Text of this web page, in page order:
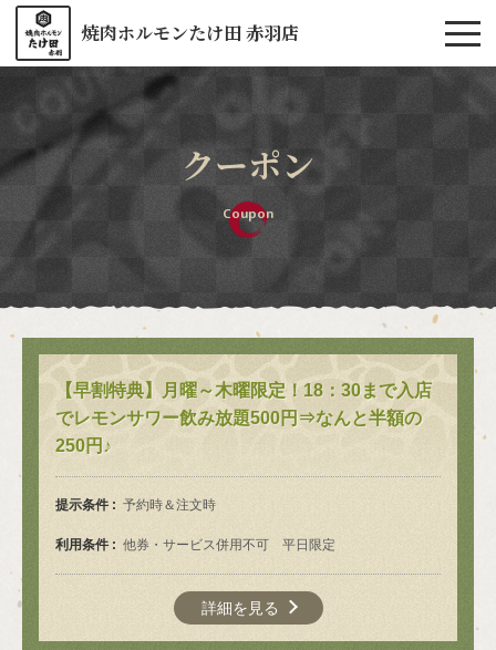
焼肉ホルモンたけ田 赤羽店
クーポン
Coupon
【早割特典】月曜～木曜限定！18：30まで入店
でレモンサワー飲み放題500円⇒なんと半額の
250円♪
提示条件 予約時＆注文時
利用条件 他券・サービス併用不可 平日限定
詳細を見る